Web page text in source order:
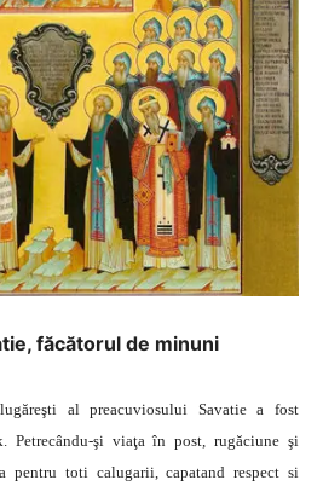
făcătorul de minuni
al preacuviosului Savatie a fost
Petrecându-şi viaţa în post, rugăciune şi
pentru toti calugarii, capatand respect si